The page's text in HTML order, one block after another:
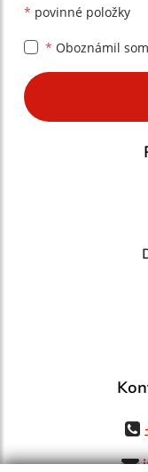
* povinné položky
* Oboznámil
Google reCaptcha